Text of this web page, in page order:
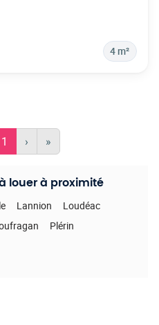
4 m²
1 › »
louer à proximité
Lannion
Loudéac
Plérin